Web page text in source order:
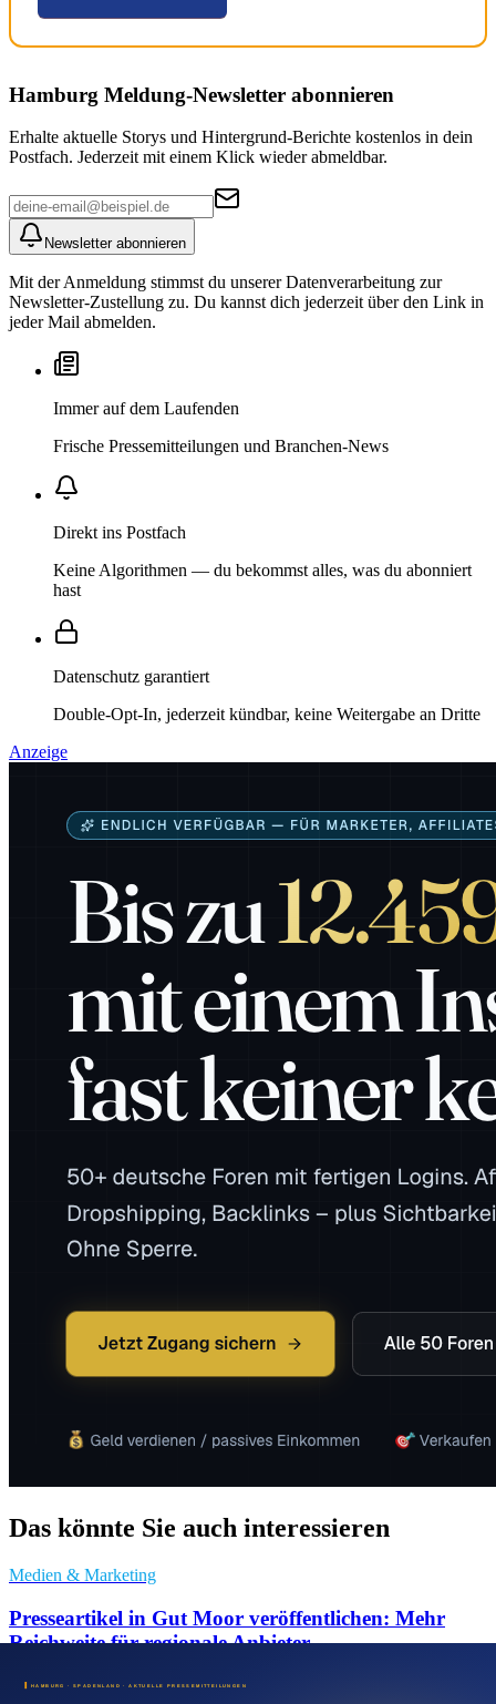
Hamburg Meldung-Newsletter abonnieren
Erhalte aktuelle Storys und Hintergrund-Berichte kostenlos in dein
Postfach. Jederzeit mit einem Klick wieder abmeldbar.
Newsletter abonnieren
Mit der Anmeldung stimmst du unserer Datenverarbeitung zur
Newsletter-Zustellung zu. Du kannst dich jederzeit über den Link in
jeder Mail abmelden.
Immer auf dem Laufenden
Frische Pressemitteilungen und Branchen-News
Direkt ins Postfach
Keine Algorithmen — du bekommst alles, was du abonniert
hast
Datenschutz garantiert
Double-Opt-In, jederzeit kündbar, keine Weitergabe an Dritte
Anzeige
Das könnte Sie auch interessieren
Medien & Marketing
Presseartikel in Gut Moor veröffentlichen: Mehr
Reichweite für regionale Anbieter
09. August 2026